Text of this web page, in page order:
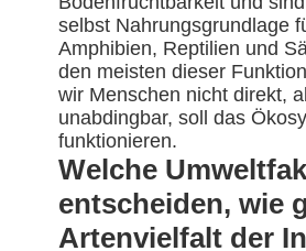
selbst Nahrungsgrundlage
Amphibien, Reptilien und
den meisten dieser
wir Menschen nicht direkt,
unabdingbar, soll das
funktionieren.
Welche
entscheiden, wie
Artenvielfalt der